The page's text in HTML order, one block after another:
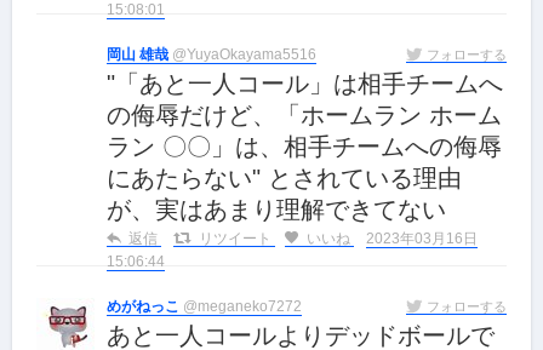
15:08:01
岡山 雄哉 @YuyaOkayama5516 フォローする
"「あと一人コール」は相手チームへ
の侮辱だけど、「ホームラン ホーム
ラン 〇〇」は、相手チームへの侮辱
にあたらない" とされている理由
が、実はあまり理解できてない
返信 リツイート いいね
2023年03月16日
15:06:44
めがねっこ @meganeko7272 フォローする
あと一人コールよりデッドボールで